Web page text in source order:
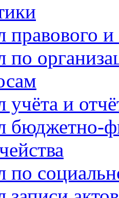
правового
по
учёта и
бюджетно-
по